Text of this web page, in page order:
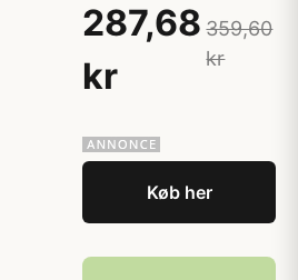
287,68
kr
359,60
kr
Køb her